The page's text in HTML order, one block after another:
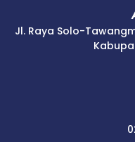
Jl. Raya Solo-